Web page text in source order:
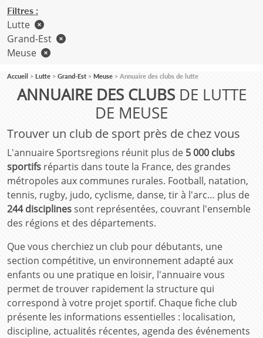
ANNUAIRE DES CLUBSDE LUTTE
DE MEUSE
Trouver un club de sport près de chez vous
L'annuaire Sportsregions réunit plus de 5 000 clubs
sportifs répartis dans toute la France, des grandes
métropoles aux communes rurales. Football, natation,
tennis, rugby, judo, cyclisme, danse, tir à l'arc… plus de
244 disciplinessont représentées, couvrant l'ensemble
des régions et des départements.
Que vous cherchiez un club pour débutants, une
section compétitive, un environnement adapté aux
enfants ou une pratique en loisir, l'annuaire vous
permet de trouver rapidement la structure qui
correspond à votre projet sportif. Chaque fiche club
présente les informations essentielles : localisation,
discipline, actualités récentes, agenda des événements
Filtres :
Lutte
Grand-Est
Meuse
Accueil Lutte Grand-Est Meuse Annuaire des clubs de lutte